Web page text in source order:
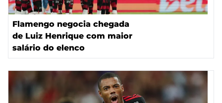
Flamengo negocia chegada
de Luiz Henrique com maior
salário do elenco